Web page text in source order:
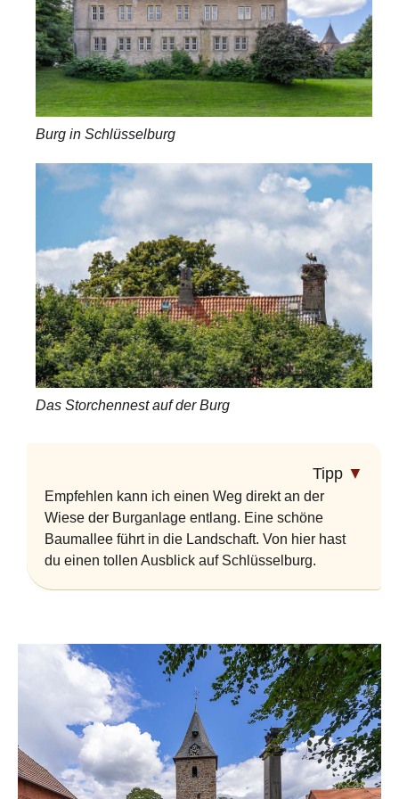
Burg in Schlüsselburg
Das Storchennest auf der Burg
Tipp ▼
Empfehlen kann ich einen Weg direkt an der
Wiese der Burganlage entlang. Eine schöne
Baumallee führt in die Landschaft. Von hier hast
du einen tollen Ausblick auf Schlüsselburg.